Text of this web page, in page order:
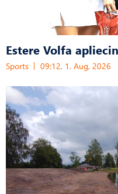
Estere Volfa
Sports 09:12, 1. Aug, 2026